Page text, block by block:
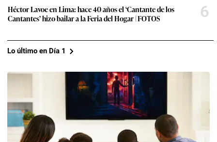
Héctor Lavoe en Lima: hace 40 años el ‘Cantante de los
Cantantes’ hizo bailar a la Feria del Hogar | FOTOS
6
Lo último en Día 1